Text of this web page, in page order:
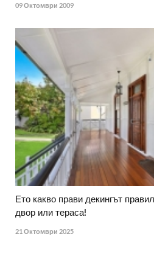
09 Октомври 2009
Ето какво прави декингът
двор или тераса!
21 Октомври 2025